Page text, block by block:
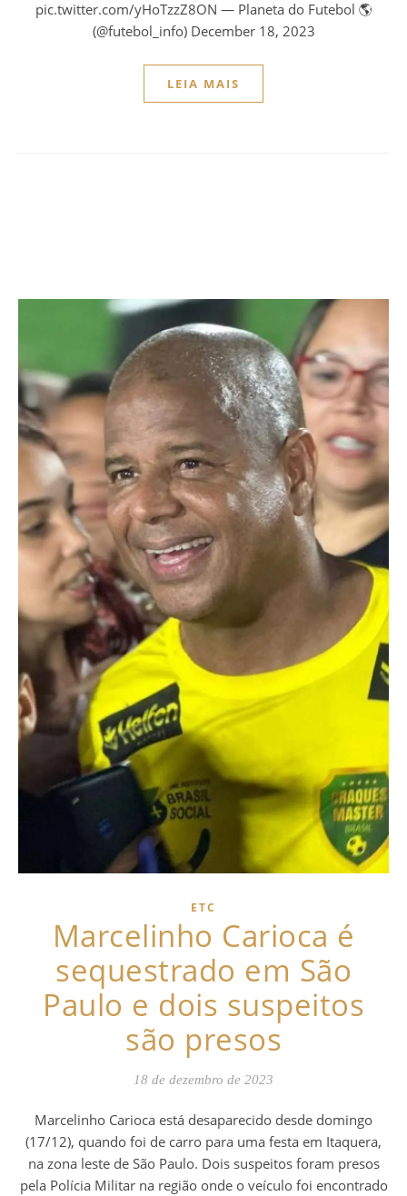
pic.twitter.com/yHoTzzZ8ON — Planeta do Futebol 🌎
(@futebol_info) December 18, 2023
LEIA MAIS
ETC
Marcelinho Carioca é
sequestrado em São
Paulo e dois suspeitos
são presos
18 de dezembro de 2023
Marcelinho Carioca está desaparecido desde domingo
(17/12), quando foi de carro para uma festa em Itaquera,
na zona leste de São Paulo. Dois suspeitos foram presos
pela Polícia Militar na região onde o veículo foi encontrado